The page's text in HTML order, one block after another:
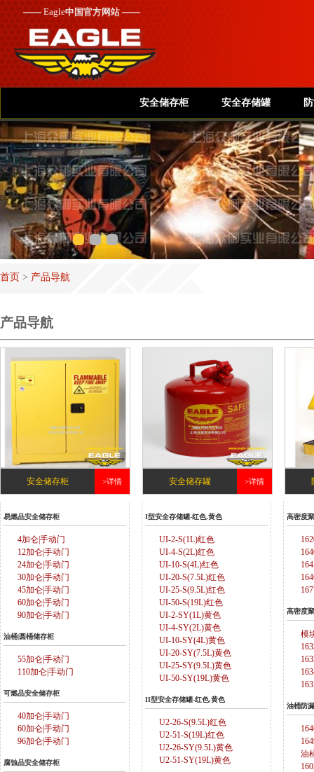
——Eagle中国官方网站 ——
安全储存柜 安全存储罐
首页 > 产品导航
产品导航
安全储存柜 >详情 安全储存罐 >详情
易燃品安全储存柜
4加仑|手动门
12加仑|手动门
24加仑|手动门
30加仑|手动门
45加仑|手动门
60加仑|手动门
90加仑|手动门
油桶|圆桶储存柜
55加仑|手动门
110加仑|手动门
可燃品安全储存柜
40加仑|手动门
60加仑|手动门
96加仑|手动门
腐蚀品安全储存柜
I型安全存储罐-红色,黄色
UI-2-S(1L)红色
UI-4-S(2L)红色
UI-10-S(4L)红色
UI-20-S(7.5L)红色
UI-25-S(9.5L)红色
UI-50-S(19L)红色
UI-2-SY(1L)黄色
UI-4-SY(2L)黄色
UI-10-SY(4L)黄色
UI-20-SY(7.5L)黄色
UI-25-SY(9.5L)黄色
UI-50-SY(19L)黄色
II型安全存储罐-红色,黄色
U2-26-S(9.5L)红色
U2-51-S(19L)红色
U2-26-SY(9.5L)黄色
U2-51-SY(19L)黄色
高密度
高密度
模
油桶防
油